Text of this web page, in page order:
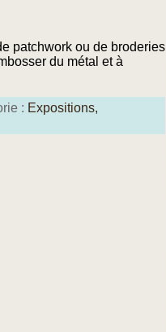
patchwork ou de broderies
du métal et à
: Expositions,